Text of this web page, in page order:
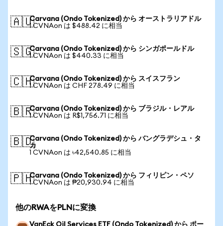
🇦🇺Carvana (Ondo Tokenized) から オーストラリアドル
1 CVNAon は $488.42 に相当
🇸🇬Carvana (Ondo Tokenized) から シンガポールドル
1 CVNAon は $440.33 に相当
🇨🇭Carvana (Ondo Tokenized) から スイスフラン
1 CVNAon は CHF 278.49 に相当
🇧🇷Carvana (Ondo Tokenized) から ブラジル・レアル
1 CVNAon は R$1,756.71 に相当
🇧🇩Carvana (Ondo Tokenized) から バングラデシュ・タ
カ
1 CVNAon は ৳42,540.85 に相当
🇵🇭Carvana (Ondo Tokenized) から フィリピン・ペソ
1 CVNAon は ₱20,930.94 に相当
他のRWAをPLNに変換
VanEck Oil Services ETF (Ondo Tokenized) から ポー